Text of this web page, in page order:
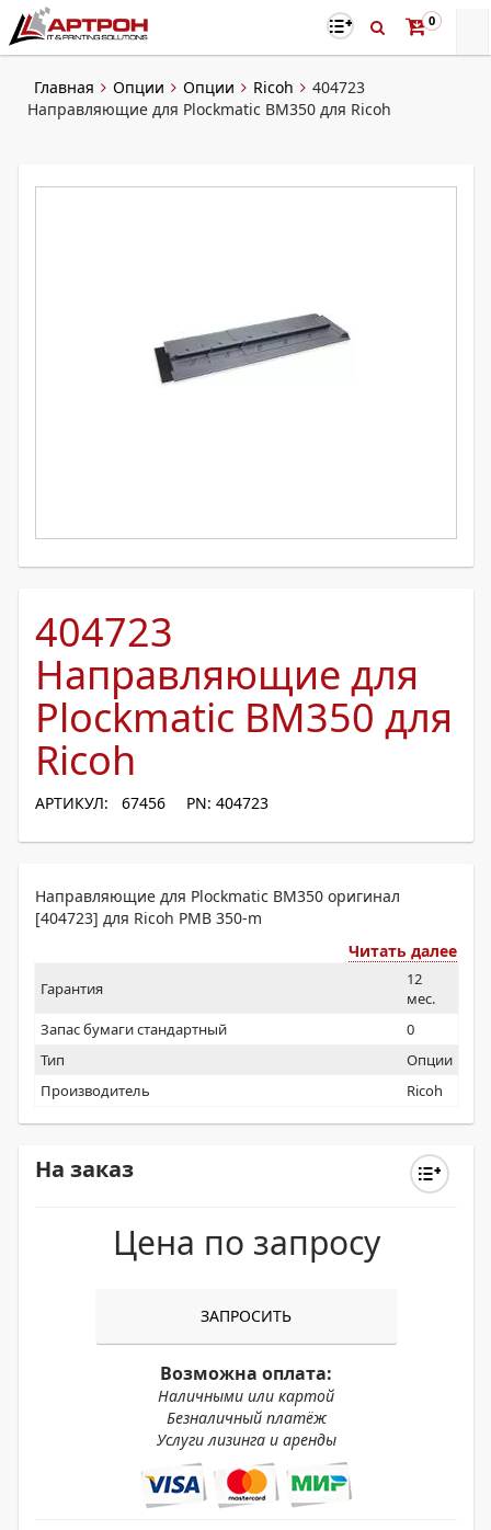
0
Главная Опции Опции Ricoh
404723
Направляющие для Plockmatic BM350 для Ricoh
404723
Направляющие для
Plockmatic BM350 для
Ricoh
АРТИКУЛ: 67456 PN: 404723
Направляющие для Plockmatic BM350 оригинал
[404723] для Ricoh PMB 350-m
Читать далее
Гарантия
12
мес.
Запас бумаги стандартный
0
Тип
Опции
Производитель
Ricoh
На заказ
Цена по запросу
ЗАПРОСИТЬ
Возможна оплата:
Наличными или картой
Безналичный платёж
Услуги лизинга и аренды